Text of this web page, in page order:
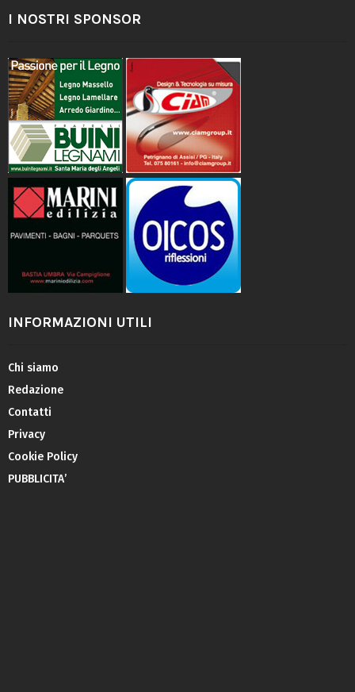
I NOSTRI SPONSOR
INFORMAZIONI UTILI
Chi siamo
Redazione
Contatti
Privacy
Cookie Policy
PUBBLICITA’